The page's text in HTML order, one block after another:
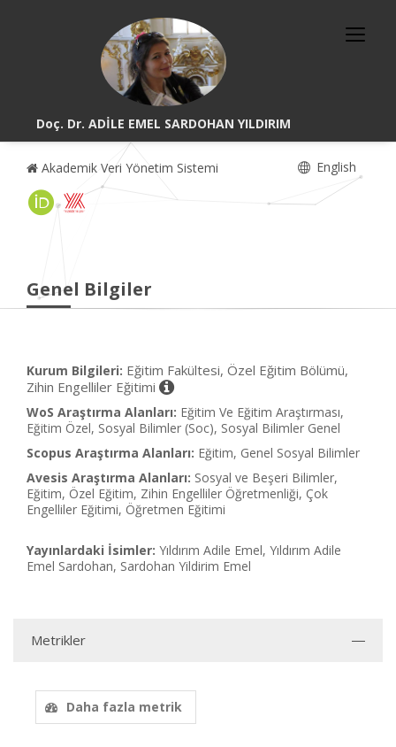
Doç. Dr. ADİLE EMEL SARDOHAN YILDIRIM
Akademik Veri Yönetim Sistemi English
Genel Bilgiler
Kurum Bilgileri: Eğitim Fakültesi, Özel Eğitim Bölümü,
Zihin Engelliler Eğitimi
WoS Araştırma Alanları: Eğitim Ve Eğitim Araştırması,
Eğitim Özel, Sosyal Bilimler (Soc), Sosyal Bilimler Genel
Scopus Araştırma Alanları: Eğitim, Genel Sosyal Bilimler
Avesis Araştırma Alanları: Sosyal ve Beşeri Bilimler,
Eğitim, Özel Eğitim, Zihin Engelliler Öğretmenliği, Çok
Engelliler Eğitimi, Öğretmen Eğitimi
Yayınlardaki İsimler: Yıldırım Adile Emel, Yıldırım Adile
Emel Sardohan, Sardohan Yildirim Emel
Metrikler
Daha fazla metrik